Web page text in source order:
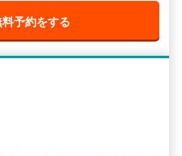
予約をする